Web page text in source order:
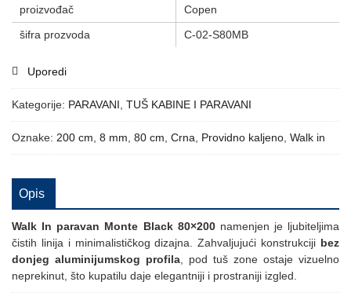
proizvođač
Copen
šifra prozvoda
C-02-S80MB
Uporedi
Kategorije: PARAVANI TUŠ KABINE I PARAVANI
Oznake: 200 cm 8 mm 80 cm Crna Providno kaljeno Walk in
Opis
Walk In paravan Monte Black 80×200namenjen je ljubiteljima
čistih linija i minimalističkog dizajna. Zahvaljujući konstrukciji bez
donjeg aluminijumskog profila , pod tuš zone ostaje vizuelno
neprekinut, što kupatilu daje elegantniji i prostraniji izgled.